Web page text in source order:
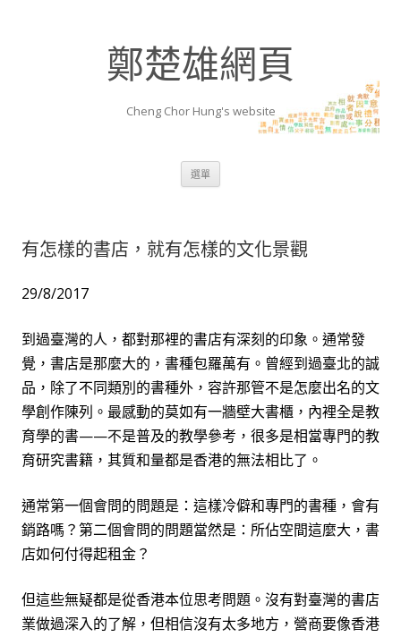
鄭楚雄網頁
Cheng Chor Hung's website
選單
有怎樣的書店，就有怎樣的文化景觀
29/8/2017
到過臺灣的人，都對那裡的書店有深刻的印象。通常發
覺，書店是那麼大的，書種包羅萬有。曾經到過臺北的誠
品，除了不同類別的書種外，容許那管不是怎麼出名的文
學創作陳列。最感動的莫如有一牆壁大書櫃，內裡全是教
育學的書——不是普及的教學參考，很多是相當專門的教
育研究書籍，其質和量都是香港的無法相比了。
通常第一個會問的問題是：這樣冷僻和專門的書種，會有
銷路嗎？第二個會問的問題當然是：所佔空間這麼大，書
店如何付得起租金？
但這些無疑都是從香港本位思考問題。沒有對臺灣的書店
業做過深入的了解，但相信沒有太多地方，營商要像香港